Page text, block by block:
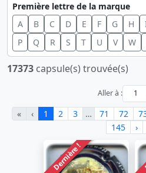
Première lettre de la marque
A
B C D E F G H
P
Q R S T U V W
17373 capsule(s) trouvée(s)
Aller à :
« ‹ 1 2 3 … 71 72
145
›
Dernière !